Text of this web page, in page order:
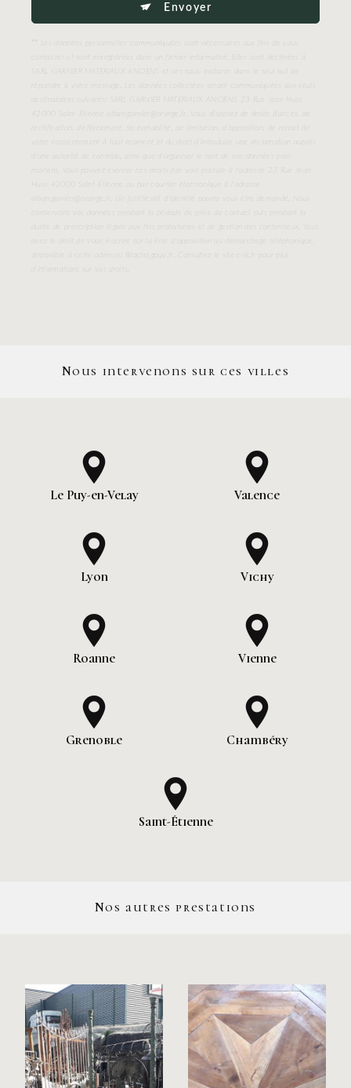
Envoyer
** Les données personnelles communiquées sont nécessaires aux fins de vous
contacter et sont enregistrées dans un fichier informatisé. Elles sont destinées à
répondre à votre message. Les données collectées seront communiquées aux seuls
destinataires suivants: SARL GARNIER MATERIAUX ANCIENS 23 Rue Jean Huss
42000 Saint-Étienne alban.garnier@orange.fr. Vous disposez de droits d’accès, de
rectification, d’effacement, de portabilité, de limitation, d’opposition, de retrait de
d’une autorité de contrôle, ainsi que d’organiser le sort de vos données post-
mortem. Vous pouvez exercer ces droits par voie postale à l'adresse 23 Rue Jean
Huss 42000 Saint-Étienne ou par courrier électronique à l'adresse
alban.garnier@orange.fr. Un justificatif d'identité pourra vous être demandé. Nous
durée de prescription légale aux fins probatoires et de gestion des contentieux. Vous
avez le droit de vous inscrire sur la liste d'opposition au démarchage téléphonique,
disponible à cette adresse:
Bloctel.gouv.fr . Consultez le site cnil.fr pour plus
d’informations sur vos droits.
Nous intervenons sur ces villes
Le Puy-en-Velay Valence
Lyon Vichy
Roanne Vienne
Grenoble Chambéry
Saint-Étienne
Nos autres prestations